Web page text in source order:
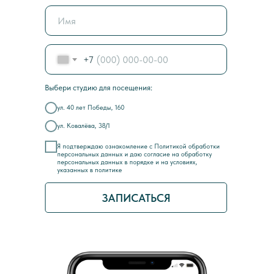
+7
Выбери студию для посещения:
ул. 40 лет Победы, 160
ул. Ковалёва, 38/1
Я подтверждаю ознакомление с Политикой обработки
персональных данных и даю согласие на обработку
персональных данных в порядке и на условиях,
указанных в политике
ЗАПИСАТЬСЯ